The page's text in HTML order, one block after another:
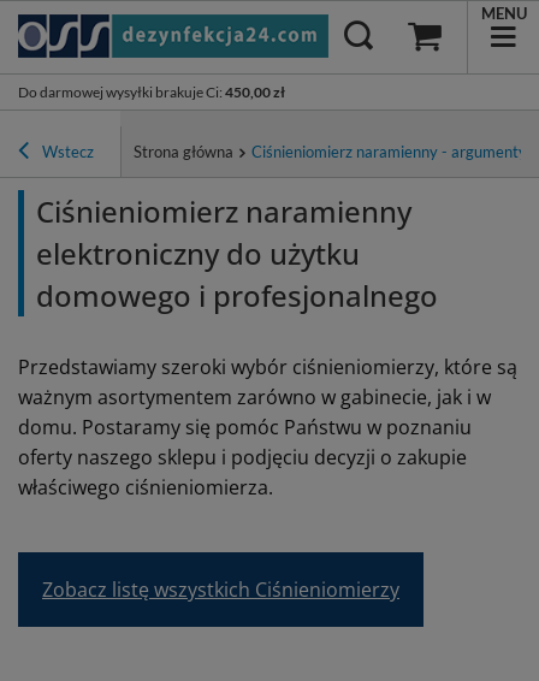
Do darmowej wysyłki brakuje Ci: 450,00 zł
MENU
Wstecz Strona główna Ciśnieniomierz naramienny - argumenty
Ciśnieniomierz naramienny
elektroniczny do użytku
domowego i profesjonalnego
Przedstawiamy szeroki wybór ciśnieniomierzy, które są
ważnym asortymentem zarówno w gabinecie, jak i w
domu. Postaramy się pomóc Państwu w poznaniu
oferty naszego sklepu i podjęciu decyzji o zakupie
właściwego ciśnieniomierza.
Zobacz listę wszystkich Ciśnieniomierzy